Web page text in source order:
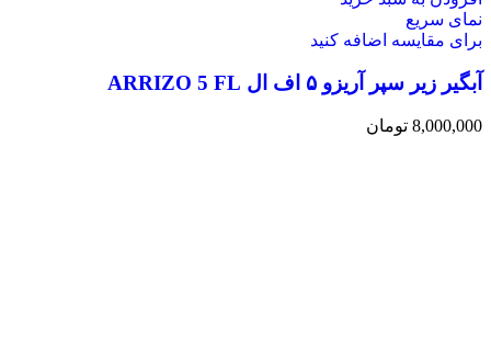
نمای سریع
برای مقایسه اضافه کنید
آبگیر زیر سپر آریزو ۵ اف ال ARRIZO 5 FL
8,000,000 تومان